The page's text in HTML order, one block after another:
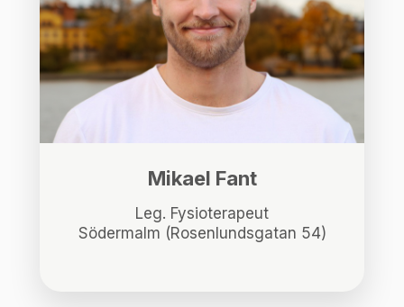
Mikael Fant
Leg. Fysioterapeut
Södermalm (Rosenlundsgatan 54)